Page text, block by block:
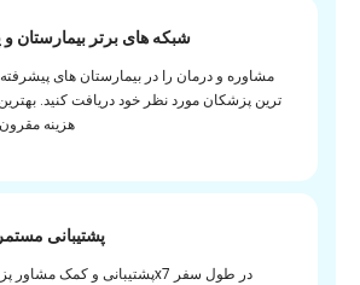
شبکه های برتر بیمارستان
مشاوره و درمان را در بیمارستان های
ترین پزشکان مورد نظر خود دریافت کنید.
هزینه
پشتیبانی